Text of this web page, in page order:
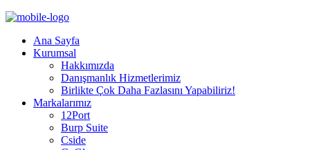
Ana Sayfa
Kurumsal
Hakkımızda
Danışmanlık Hizmetlerimiz
Birlikte Çok Daha Fazlasını Yapabiliriz!
Markalarımız
12Port
Burp Suite
Cside